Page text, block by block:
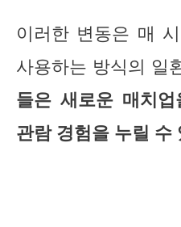
이러한 변동은 매
사용하는 방식의 일
들은 새로운 매치
관람 경험을 누릴 수